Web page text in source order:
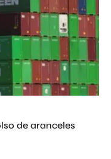
de aranceles